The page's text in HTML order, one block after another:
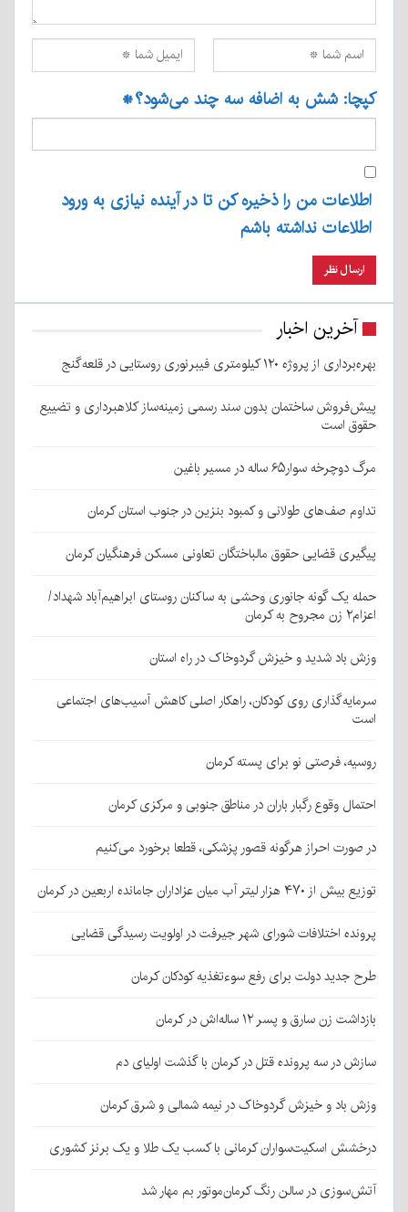
کپچا: شش به اضافه سه چند می‌شود؟*
اطلاعات من را ذخیره کن تا در آینده نیازی به ورود
اطلاعات نداشته باشم
آخرین اخبار
بهره‌برداری از پروژه ۱۲۰ کیلومتری فیبرنوری روستایی در قلعه‌گنج
پیش‌فروش ساختمان بدون سند رسمی زمینه‌ساز کلاهبرداری و تضییع
حقوق است
مرگ دوچرخه سوار۶۵ ساله در مسیر باغین
تداوم صف‌های طولانی و کمبود بنزین در جنوب استان کرمان
پیگیری قضایی حقوق مالباختگان تعاونی مسکن فرهنگیان کرمان
حمله یک گونه جانوری وحشی به ساکنان روستای ابراهیم‌آباد شهداد/
اعزام۲ زن مجروح به کرمان
وزش باد شدید و خیزش گردوخاک در راه استان
سرمایه‌گذاری روی کودکان، راهکار اصلی کاهش آسیب‌های اجتماعی
است
روسیه، فرصتی نو برای پسته کرمان
احتمال وقوع رگبار باران در مناطق جنوبی و مرکزی کرمان
در صورت احراز هرگونه قصور پزشکی، قطعا برخورد می‌کنیم
توزیع بیش از ۴۷۰ هزار لیتر آب میان عزاداران جامانده اربعین در کرمان
پرونده اختلافات شورای شهر جیرفت در اولویت رسیدگی قضایی
طرح جدید دولت برای رفع سوءتغذیه کودکان کرمان
بازداشت زن سارق و پسر ۱۲ ساله‌اش در کرمان
سازش در سه پرونده قتل در کرمان با گذشت اولیای دم
وزش باد و خیزش گردوخاک در نیمه شمالی و شرق کرمان
درخشش اسکیت‌سواران کرمانی با کسب یک طلا و یک برنز کشوری
آتش‌سوزی در سالن رنگ کرمان‌موتور بم مهار شد